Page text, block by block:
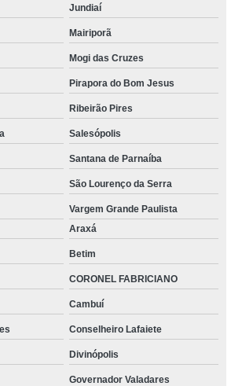
Almirante Tamandaré
Franco da Rocha
vidro sinterizado Conselheiro Lafaiete
Francisco Morato
do Sul
Balsa Nova
Macaé
comprar Araxá
Barra Mansa
Planaltina de Goiás
Jundiaí
Mairiporã
Mogi das Cruzes
Pirapora do Bom Jesus
Ribeirão Pires
Salesópolis
Santana de Parnaíba
São Lourenço da Serra
Vargem Grande Paulista
Araxá
Betim
CORONEL FABRICIANO
Cambuí
Conselheiro Lafaiete
Divinópolis
Governador Valadares